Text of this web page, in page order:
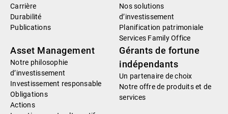
Carrière
Durabilité
Publications
Nos solutions
d’investissement
Planification patrimoniale
Services Family Office
Asset Management
Notre philosophie
d’investissement
Investissement responsable
Obligations
Actions
Gérants de fortune
indépendants
Un partenaire de choix
Notre offre de produits et de
services